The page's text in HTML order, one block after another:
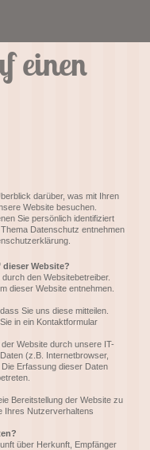
einen
darüber, was mit Ihren
Website besuchen.
Sie persönlich identifiziert
Datenschutz entnehmen
Website?
den Websitebetreiber.
dieser Website entnehmen.
Sie uns diese mitteilen.
in ein Kontaktformular
Website durch unsere IT-
(z.B. Internetbrowser,
Erfassung dieser Daten
Bereitstellung der Website zu
Ihres Nutzerverhaltens
über Herkunft, Empfänger